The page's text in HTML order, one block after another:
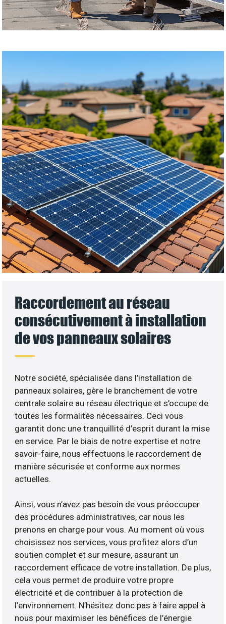
Raccordement au réseau
consécutivement à installation
de vos panneaux solaires
Notre société, spécialisée dans l’installation de
panneaux solaires, gère le branchement de votre
centrale solaire au réseau électrique et s’occupe de
toutes les formalités nécessaires. Ceci vous
garantit donc une tranquillité d’esprit durant la mise
en service. Par le biais de notre expertise et notre
savoir-faire, nous effectuons le raccordement de
manière sécurisée et conforme aux normes
actuelles.
Ainsi, vous n’avez pas besoin de vous préoccuper
des procédures administratives, car nous les
prenons en charge pour vous. Au moment où vous
choisissez nos services, vous profitez alors d’un
soutien complet et sur mesure, assurant un
raccordement efficace de votre installation. De plus,
cela vous permet de produire votre propre
électricité et de contribuer à la protection de
l’environnement. N’hésitez donc pas à faire appel à
nous pour maximiser les bénéfices de l’énergie